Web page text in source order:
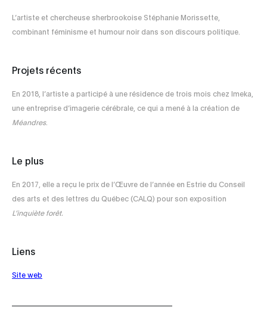
L’artiste et chercheuse sherbrookoise Stéphanie Morissette,
combinant féminisme et humour noir dans son discours politique.
Projets récents
En 2018, l’artiste a participé à une résidence de trois mois chez Imeka,
une entreprise d’imagerie cérébrale, ce qui a mené à la création de
Méandres.
Le plus
En 2017, elle a reçu le prix de l’Œuvre de l’année en Estrie du Conseil
des arts et des lettres du Québec (CALQ) pour son exposition
L’inquiète forêt.
Liens
Site web